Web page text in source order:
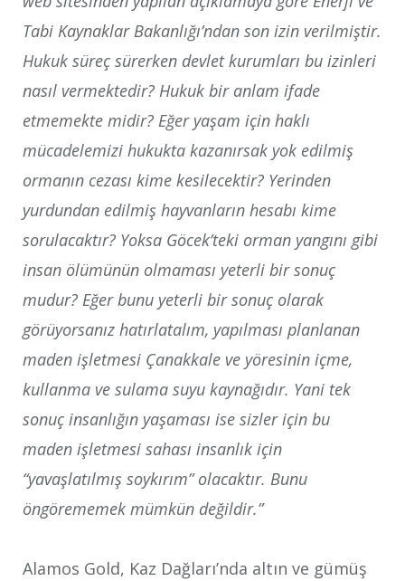
Tabi Kaynaklar Bakanlığı’ndan son izin verilmiştir.
Hukuk süreç sürerken devlet kurumları bu izinleri
nasıl vermektedir? Hukuk bir anlam ifade
etmemekte midir? Eğer yaşam için haklı
mücadelemizi hukukta kazanırsak yok edilmiş
ormanın cezası kime kesilecektir? Yerinden
yurdundan edilmiş hayvanların hesabı kime
sorulacaktır? Yoksa Göcek’teki orman yangını gibi
insan ölümünün olmaması yeterli bir sonuç
mudur? Eğer bunu yeterli bir sonuç olarak
görüyorsanız hatırlatalım, yapılması planlanan
maden işletmesi Çanakkale ve yöresinin içme,
kullanma ve sulama suyu kaynağıdır. Yani tek
sonuç insanlığın yaşaması ise sizler için bu
maden işletmesi sahası insanlık için
“yavaşlatılmış soykırım” olacaktır. Bunu
öngörememek mümkün değildir.”
Alamos Gold, Kaz Dağları’nda altın ve gümüş